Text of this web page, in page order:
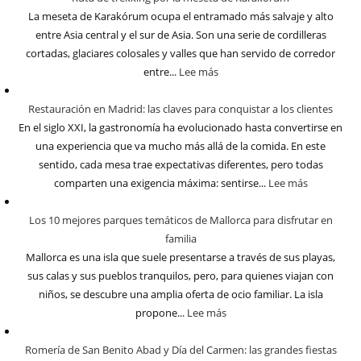
La meseta de Karakórum ocupa el entramado más salvaje y alto
entre Asia central y el sur de Asia. Son una serie de cordilleras
cortadas, glaciares colosales y valles que han servido de corredor
entre... Lee más
Restauración en Madrid: las claves para conquistar a los clientes
En el siglo XXI, la gastronomía ha evolucionado hasta convertirse en
una experiencia que va mucho más allá de la comida. En este
sentido, cada mesa trae expectativas diferentes, pero todas
comparten una exigencia máxima: sentirse... Lee más
Los 10 mejores parques temáticos de Mallorca para disfrutar en
familia
Mallorca es una isla que suele presentarse a través de sus playas,
sus calas y sus pueblos tranquilos, pero, para quienes viajan con
niños, se descubre una amplia oferta de ocio familiar. La isla
propone... Lee más
Romería de San Benito Abad y Día del Carmen: las grandes fiestas